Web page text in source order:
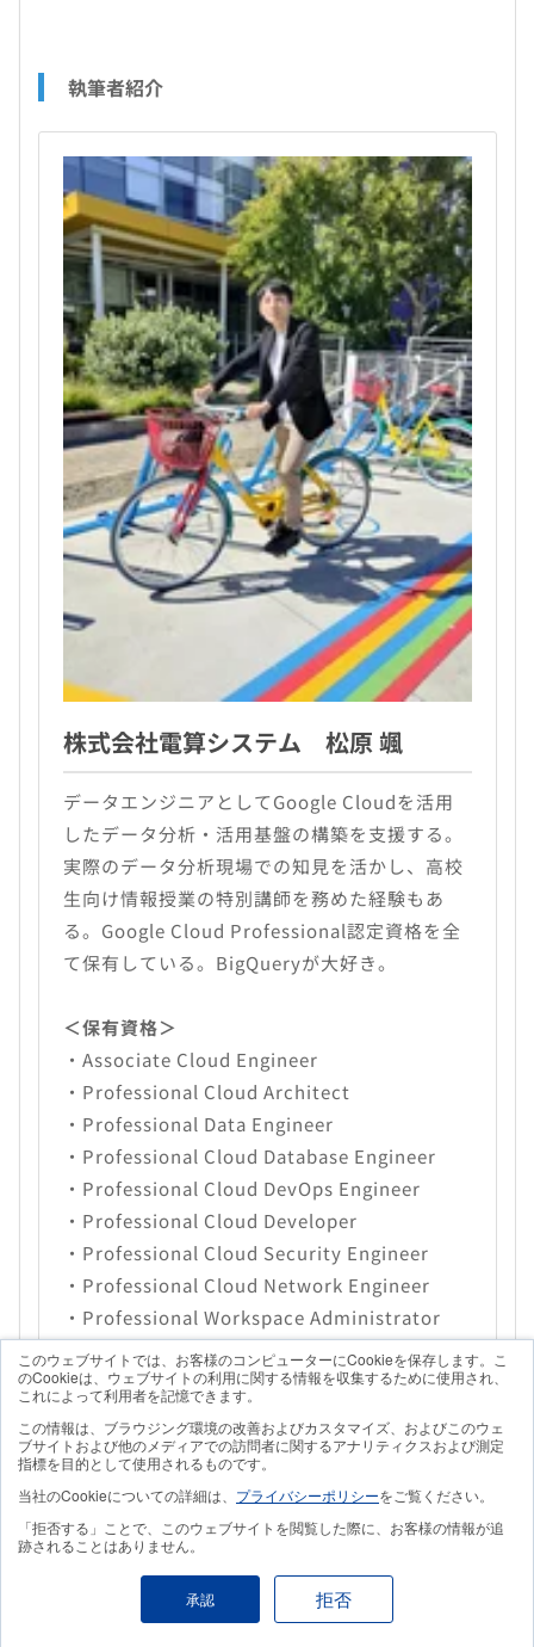
このウェブサイトでは、お客様のコンピューターにCookieを保存します。こ
のCookieは、ウェブサイトの利用に関する情報を収集するために使用され、
これによって利用者を記憶できます。
この情報は、ブラウジング環境の改善およびカスタマイズ、およびこのウェ
ブサイトおよび他のメディアでの訪問者に関するアナリティクスおよび測定
指標を目的として使用されるものです。
当社のCookieについての詳細は、 プライバシーポリシーをご覧ください。
「拒否する」ことで、このウェブサイトを閲覧した際に、お客様の情報が追
跡されることはありません。
承認 拒否
執筆者紹介
株式会社電算システム 松原 颯
データエンジニアとしてGoogle Cloudを活用
したデータ分析・活用基盤の構築を支援する。
実際のデータ分析現場での知見を活かし、高校
生向け情報授業の特別講師を務めた経験もあ
る。Google Cloud Professional認定資格を全
て保有している。BigQueryが大好き。
＜保有資格＞
・Associate Cloud Engineer
・Professional Cloud Architect
・Professional Data Engineer
・Professional Cloud Database Engineer
・Professional Cloud DevOps Engineer
・Professional Cloud Developer
・Professional Cloud Security Engineer
・Professional Cloud Network Engineer
・Professional Workspace Administrator
・Professional Machine Learning Engineer